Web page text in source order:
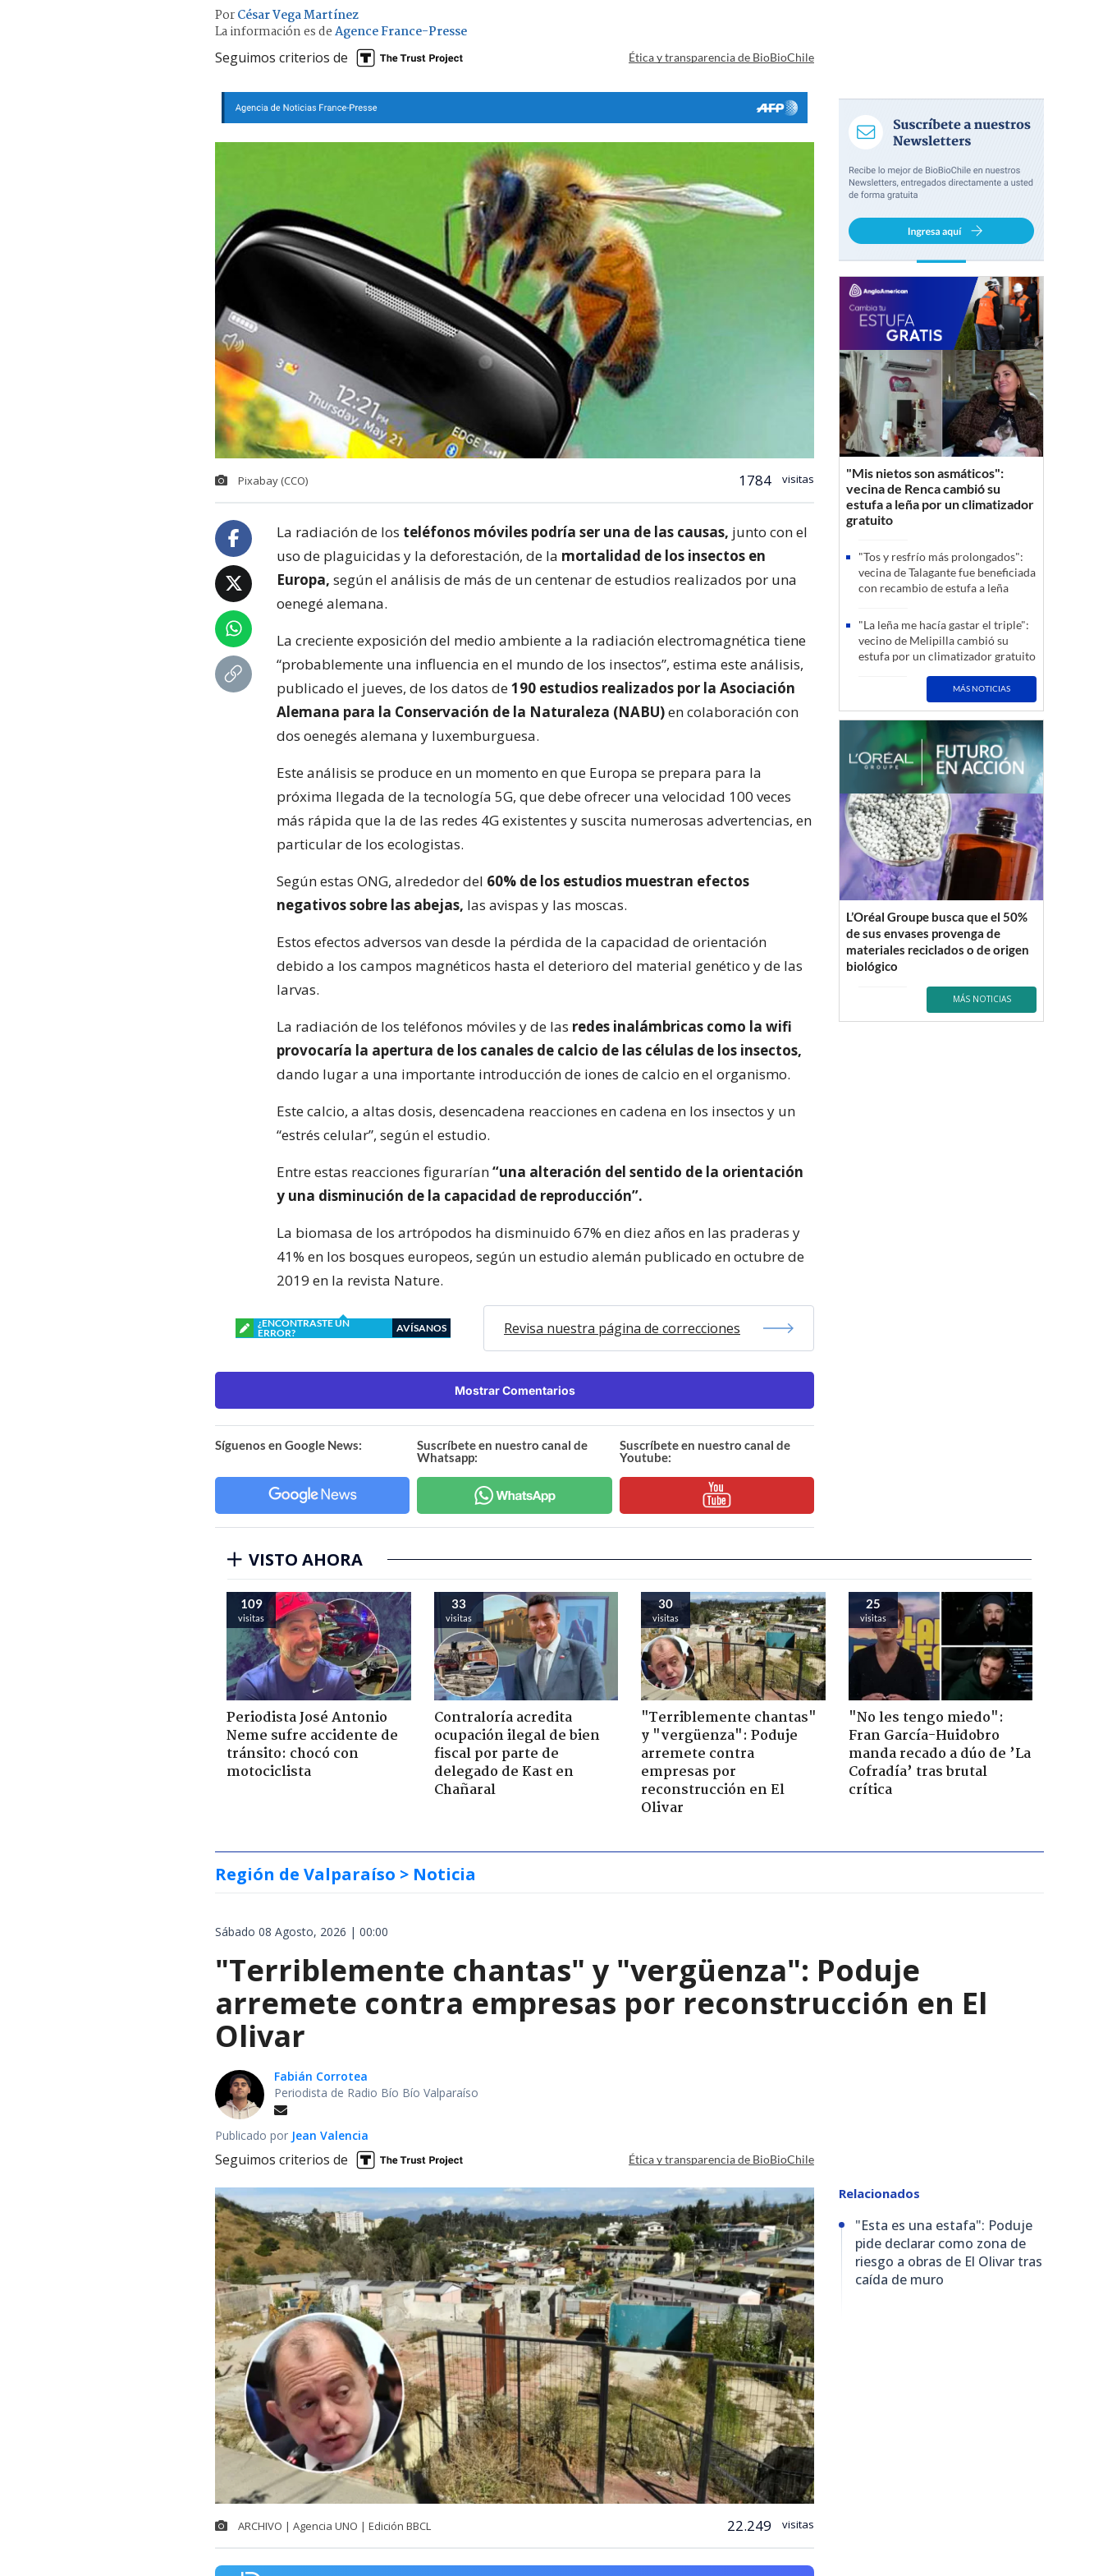
PorCésar Vega Martínez
La información es deAgence France-Presse
Seguimos criterios de Ética y transparencia de BioBioChile
Pixabay (CCO) 1784 visitas
La radiación de los teléfonos móviles podría ser una de las causas, junto con el
uso de plaguicidas y la deforestación, de la mortalidad de los insectos en
Europa, según el análisis de más de un centenar de estudios realizados por una
oenegé alemana.
La creciente exposición del medio ambiente a la radiación electromagnética tiene
“probablemente una influencia en el mundo de los insectos”, estima este análisis,
publicado el jueves, de los datos de190 estudios realizados por la Asociación
Alemana para la Conservación de la Naturaleza (NABU)en colaboración con
dos oenegés alemana y luxemburguesa.
Este análisis se produce en un momento en que Europa se prepara para la
próxima llegada de la tecnología 5G, que debe ofrecer una velocidad 100 veces
más rápida que la de las redes 4G existentes y suscita numerosas advertencias, en
particular de los ecologistas.
Según estas ONG, alrededor del 60% de los estudios muestran efectos
negativos sobre las abejas, las avispas y las moscas.
Estos efectos adversos van desde la pérdida de la capacidad de orientación
debido a los campos magnéticos hasta el deterioro del material genético y de las
larvas.
La radiación de los teléfonos móviles y de las redes inalámbricas como la wifi
provocaría la apertura de los canales de calcio de las células de los insectos,
dando lugar a una importante introducción de iones de calcio en el organismo.
Este calcio, a altas dosis, desencadena reacciones en cadena en los insectos y un
“estrés celular”, según el estudio.
Entre estas reacciones figurarían“una alteración del sentido de la orientación
y una disminución de la capacidad de reproducción”.
La biomasa de los artrópodos ha disminuido 67% en diez años en las praderas y
41% en los bosques europeos, según un estudio alemán publicado en octubre de
2019 en la revista Nature.
¿ENCONTRASTE UN
ERROR?
AVÍSANOS Revisa nuestra página de correcciones
Mostrar Comentarios
Síguenos en Google News:
Suscríbete en nuestro canal de
Whatsapp:
Suscríbete en nuestro canal de
Youtube:
"Mis nietos son asmáticos":
vecina de Renca cambió su
estufa a leña por un climatizador
gratuito
"Tos y resfrío más prolongados":
vecina de Talagante fue beneficiada
con recambio de estufa a leña
"La leña me hacía gastar el triple":
vecino de Melipilla cambió su
estufa por un climatizador gratuito
MÁS NOTICIAS
L’Oréal Groupe busca que el 50%
de sus envases provenga de
materiales reciclados o de origen
biológico
MÁS NOTICIAS
VISTO AHORA
109
visitas
Periodista José Antonio
Neme sufre accidente de
tránsito: chocó con
motociclista
33
visitas
Contraloría acredita
ocupación ilegal de bien
fiscal por parte de
delegado de Kast en
Chañaral
30
visitas
"Terriblemente chantas"
y "vergüenza": Poduje
arremete contra
empresas por
reconstrucción en El
Olivar
25
visitas
"No les tengo miedo":
Fran García-Huidobro
manda recado a dúo de ’La
Cofradía’ tras brutal
crítica
Región de Valparaíso > Noticia
Sábado 08 Agosto, 2026 | 00:00
"Terriblemente chantas" y "vergüenza": Poduje
arremete contra empresas por reconstrucción en El
Olivar
Fabián Corrotea
Periodista de Radio Bío Bío Valparaíso
Publicado por Jean Valencia
Seguimos criterios de Ética y transparencia de BioBioChile
ARCHIVO | Agencia UNO | Edición BBCL 22.249 visitas
Relacionados
"Esta es una estafa": Poduje
pide declarar como zona de
riesgo a obras de El Olivar tras
caída de muro